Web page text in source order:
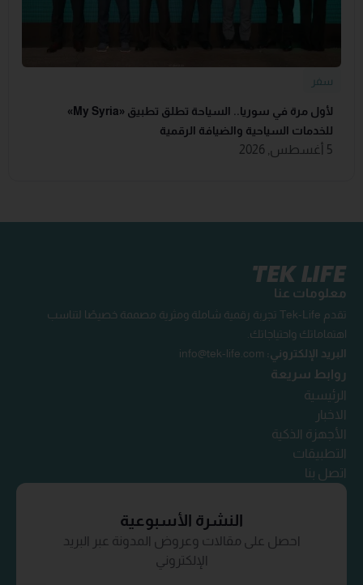
سفر
لأول مرة في سوريا.. السياحة تطلق تطبيق «‏My Syria‏»
للخدمات السياحية والضيافة ‏الرقمية
5 أغسطس, 2026
معلومات عنا
تقدم Tek-Life تجربة رقمية شاملة ومثرية مصممة خصيصًا لتناسب
اهتماماتك واحتياجاتك.
البريد الإلكتروني: info@tek-life.com
روابط سريعة
الرئيسية
الاخبار
الأجهزة الذكية
التطبيقات
اتصل بنا
النشرة الأسبوعية
احصل على مقالات وعروض المدونة عبر البريد
الإلكتروني